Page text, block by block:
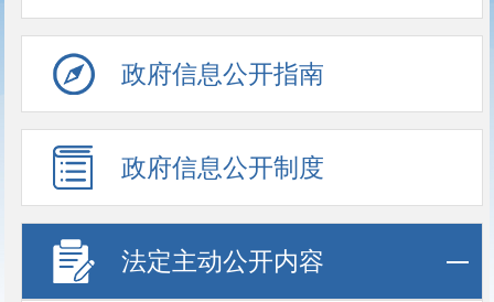
政府信息公开指南
政府信息公开制度
法定主动公开内容